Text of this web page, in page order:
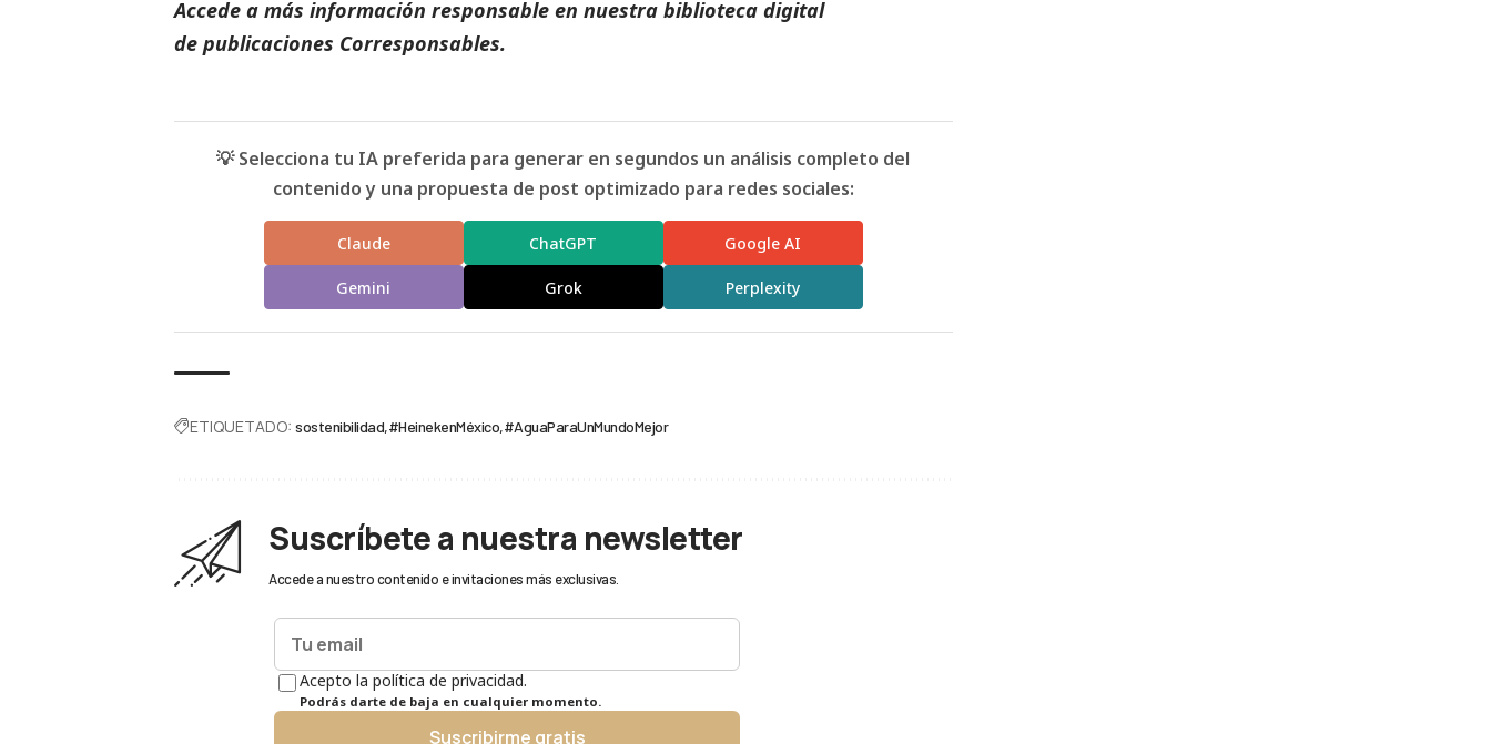
Accede a más información responsable en nuestra biblioteca digital
de publicaciones Corresponsables.
💡 Selecciona tu IA preferida para generar en segundos un análisis completo del
contenido y una propuesta de post optimizado para redes sociales:
Claude ChatGPT Google AI
Gemini Grok Perplexity
ETIQUETADO: sostenibilidad #HeinekenMéxico #AguaParaUnMundoMejor
Suscríbete a nuestra newsletter
Accede a nuestro contenido e invitaciones más exclusivas.
Acepto la política de privacidad.
Podrás darte de baja en cualquier momento.
Suscribirme gratis